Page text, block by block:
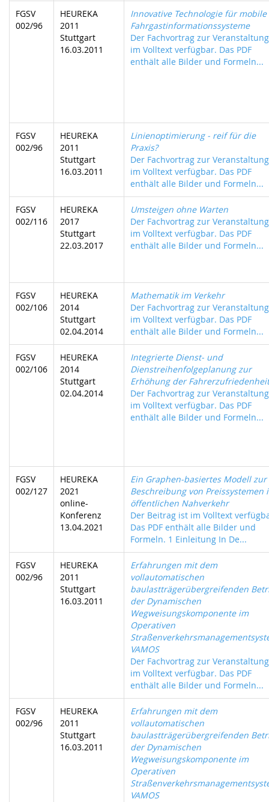
FGSV
002/96
HEUREKA
2011
Stuttgart
16.03.2011
Innovative Technologie für mobile
Fahrgastinformationssysteme
Der Fachvortrag zur
im Volltext verfügbar. Das PDF
enthält alle Bilder und Formeln...
FGSV
002/96
HEUREKA
2011
Stuttgart
16.03.2011
Linienoptimierung - reif für die
Praxis?
Der Fachvortrag zur
im Volltext verfügbar. Das PDF
enthält alle Bilder und Formeln...
FGSV
002/116
HEUREKA
2017
Stuttgart
22.03.2017
Umsteigen ohne Warten
Der Fachvortrag zur
im Volltext verfügbar. Das PDF
enthält alle Bilder und Formeln...
FGSV
002/106
HEUREKA
2014
Stuttgart
02.04.2014
Mathematik im Verkehr
Der Fachvortrag zur
im Volltext verfügbar. Das PDF
enthält alle Bilder und Formeln...
FGSV
002/106
HEUREKA
2014
Stuttgart
02.04.2014
Integrierte Dienst- und
Dienstreihenfolgeplanung zur
Erhöhung der Fahrerzufriedenheit
Der Fachvortrag zur
im Volltext verfügbar. Das PDF
enthält alle Bilder und Formeln...
FGSV
002/127
HEUREKA
2021
online-
Konferenz
13.04.2021
Ein Graphen-basiertes Modell zur
Beschreibung von Preissystemen
öffentlichen Nahverkehr
Der Beitrag ist im Volltext
Das PDF enthält alle Bilder und
Formeln. 1 Einleitung In De...
FGSV
002/96
HEUREKA
2011
Stuttgart
16.03.2011
Erfahrungen mit dem
vollautomatischen
baulastträgerübergreifenden
der Dynamischen
Wegweisungskomponente im
Operativen
VAMOS
Der Fachvortrag zur
im Volltext verfügbar. Das PDF
enthält alle Bilder und Formeln...
FGSV
002/96
HEUREKA
2011
Stuttgart
16.03.2011
Erfahrungen mit dem
vollautomatischen
baulastträgerübergreifenden
der Dynamischen
Wegweisungskomponente im
Operativen
VAMOS